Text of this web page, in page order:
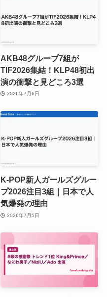
AKB48グループ7組が
TIF2026集結！KLP48初出
演の衝撃と見どころ3選
2026年7月6日
K-POP新人ガールズグルー
プ2026注目3組｜日本で人
気爆発の理由
2026年7月5日